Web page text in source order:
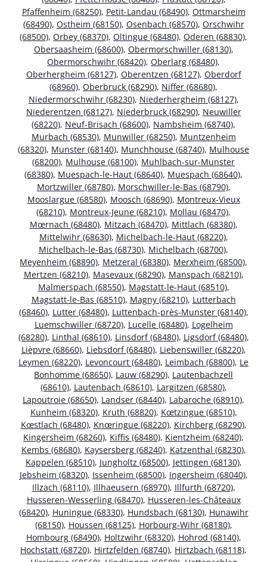
Pfaffenheim (68250), Petit-Landau (68490), Ottmarsheim
(68490), Ostheim (68150), Osenbach (68570), Orschwihr
(68500), Orbey (68370), Oltingue (68480), Oderen (68830),
Obersaasheim (68600), Obermorschwiller (68130),
Obermorschwihr (68420), Oberlarg (68480),
Oberhergheim (68127), Oberentzen (68127), Oberdorf
(68960), Oberbruck (68290), Niffer (68680),
Niedermorschwihr (68230), Niederhergheim (68127),
Niederentzen (68127), Niederbruck (68290), Neuwiller
(68220), Neuf-Brisach (68600), Nambsheim (68740),
Murbach (68530), Munwiller (68250), Muntzenheim
(68320), Munster (68140), Munchhouse (68740), Mulhouse
(68200), Mulhouse (68100), Muhlbach-sur-Munster
(68380), Muespach-le-Haut (68640), Muespach (68640),
Mortzwiller (68780), Morschwiller-le-Bas (68790),
Mooslargue (68580), Moosch (68690), Montreux-Vieux
(68210), Montreux-Jeune (68210), Mollau (68470),
Mœrnach (68480), Mitzach (68470), Mittlach (68380),
Mittelwihr (68630), Michelbach-le-Haut (68220),
Michelbach-le-Bas (68730), Michelbach (68700),
Meyenheim (68890), Metzeral (68380), Merxheim (68500),
Mertzen (68210), Masevaux (68290), Manspach (68210),
Malmerspach (68550), Magstatt-le-Haut (68510),
Magstatt-le-Bas (68510), Magny (68210), Lutterbach
(68460), Lutter (68480), Luttenbach-près-Munster (68140),
Luemschwiller (68720), Lucelle (68480), Logelheim
(68280), Linthal (68610), Linsdorf (68480), Ligsdorf (68480),
Lièpvre (68660), Liebsdorf (68480), Liebenswiller (68220),
Leymen (68220), Levoncourt (68480), Leimbach (68800), Le
Bonhomme (68650), Lauw (68290), Lautenbachzell
(68610), Lautenbach (68610), Largitzen (68580),
Lapoutroie (68650), Landser (68440), Labaroche (68910),
Kunheim (68320), Kruth (68820), Kœtzingue (68510),
Kœstlach (68480), Knœringue (68220), Kirchberg (68290),
Kingersheim (68260), Kiffis (68480), Kientzheim (68240),
Kembs (68680), Kaysersberg (68240), Katzenthal (68230),
Kappelen (68510), Jungholtz (68500), Jettingen (68130),
Jebsheim (68320), Issenheim (68500), Ingersheim (68040),
Illzach (68110), Illhaeusern (68970), Illfurth (68720),
Husseren-Wesserling (68470), Husseren-les-Châteaux
(68420), Huningue (68330), Hundsbach (68130), Hunawihr
(68150), Houssen (68125), Horbourg-Wihr (68180),
Hombourg (68490), Holtzwihr (68320), Hohrod (68140),
Hochstatt (68720), Hirtzfelden (68740), Hirtzbach (68118),